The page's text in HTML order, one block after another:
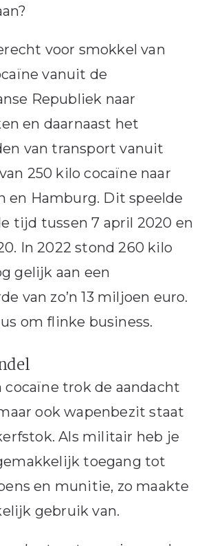
voor smokkel van
vanuit de
Republiek naar
en daarnaast het
van transport vanuit
250 kilo cocaïne naar
en Hamburg. Dit speelde
tijd tussen 7 april 2020 en
In 2022 stond 260 kilo
gelijk aan een
van zo’n 13 miljoen euro.
om flinke business.
cocaïne trok de aandacht
ook wapenbezit staat
Als militair heb je
toegang tot
en munitie, zo maakte
gebruik van.